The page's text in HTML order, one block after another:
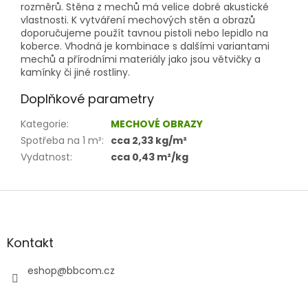
rozměrů. Stěna z mechů má velice dobré akustické
vlastnosti. K vytváření mechových stěn a obrazů
doporučujeme použít tavnou pistoli nebo lepidlo na
koberce. Vhodná je kombinace s dalšími variantami
mechů a přírodními materiály jako jsou větvičky a
kamínky či jiné rostliny.
Doplňkové parametry
Kategorie:
MECHOVÉ OBRAZY
Spotřeba na 1 m²: cca 2,33 kg/m²
Vydatnost: cca 0,43 m²/kg
Z
aKontakt
eshop@bbcom.cz